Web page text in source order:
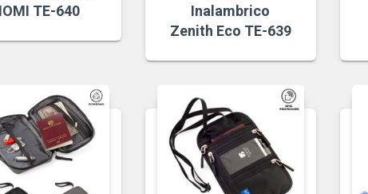
TE-640
Inalambrico
Zenith Eco TE-639